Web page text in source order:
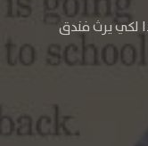
لكي يرث فندق